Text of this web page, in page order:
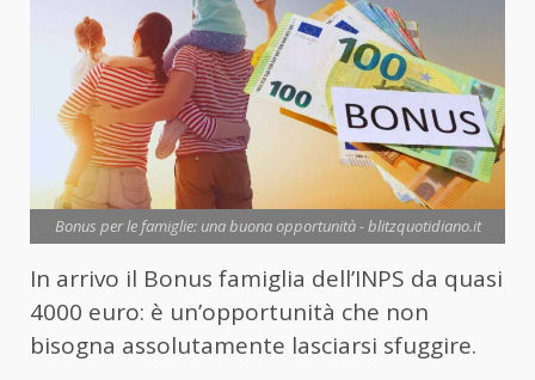
Bonus per le famiglie: una buona opportunità - blitzquotidiano.it
In arrivo il Bonus famiglia dell’INPS da quasi
4000 euro: è un’opportunità che non
bisogna assolutamente lasciarsi sfuggire.